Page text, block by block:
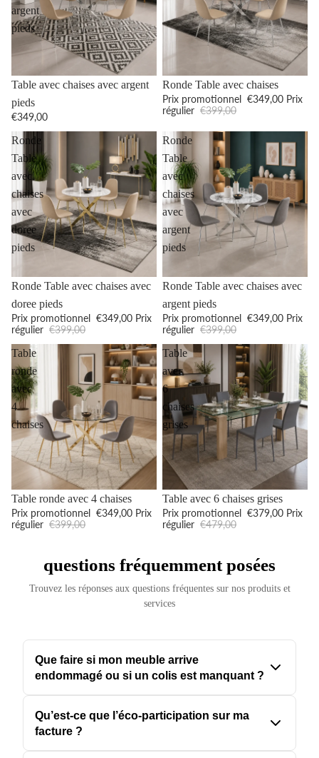
argent
pieds
Table avec chaises avec argent
pieds
€349,00
Promotion
Ronde Table avec chaises
Prix promotionnel €349,00 Prix
régulier €399,00
Ronde
Table
avec
chaises
avec
doree
pieds
Promotion
Ronde Table avec chaises avec
doree pieds
Prix promotionnel €349,00 Prix
régulier €399,00
Ronde
Table
avec
chaises
avec
argent
pieds
Promotion
Ronde Table avec chaises avec
argent pieds
Prix promotionnel €349,00 Prix
régulier €399,00
Table
ronde
avec
4
chaises
Promotion
Table ronde avec 4 chaises
Prix promotionnel €349,00 Prix
régulier €399,00
Table
avec
6
chaises
grises
Promotion
Table avec 6 chaises grises
Prix promotionnel €379,00 Prix
régulier €479,00
questions fréquemment posées
Trouvez les réponses aux questions fréquentes sur nos produits et
services
Que faire si mon meuble arrive
endommagé ou si un colis est manquant ?
En cas de problème, ne vous inquiétez pas. Si le carton est
visiblement abîmé, nous vous conseillons d'émettre des réserves
précises sur le bordereau du livreur (mentionner "carton troué" ou
"angle écrasé" plutôt qu'un vague "sous réserve"). Ensuite, vous
Qu’est-ce que l’éco-participation sur ma
facture ?